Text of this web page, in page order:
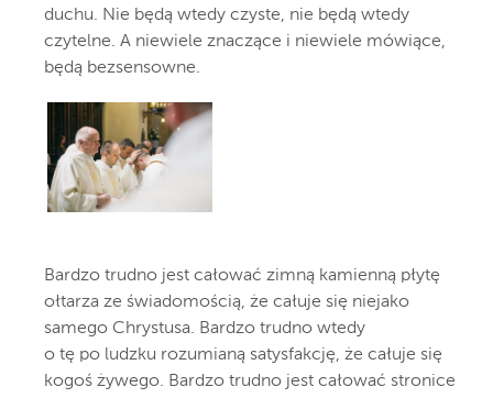
duchu. Nie będą wtedy czyste, nie będą wtedy
czytelne. A niewiele znaczące i niewiele mówiące,
będą bezsensowne.
Bardzo trudno jest całować zimną kamienną płytę
ołtarza ze świadomością, że całuje się niejako
samego Chrystusa. Bardzo trudno wtedy
o tę po ludzku rozumianą satysfakcję, że całuje się
kogoś żywego. Bardzo trudno jest całować stronice